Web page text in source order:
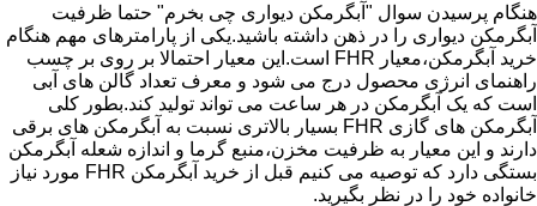
هنگام پرسیدن سوال "آبگرمکن دیواری چی بخرم" حتما ظرفیت
آبگرمکن دیواری را در ذهن داشته باشید.یکی از پارامترهای مهم هنگام
خرید آبگرمکن،معیار FHR است.این معیار احتمالا بر روی بر چسب
راهنمای انرژی محصول درج می شود و معرف تعداد گالن های آبی
است که یک آبگرمکن در هر ساعت می تواند تولید کند.بطور کلی
آبگرمکن های گازی FHR بسیار بالاتری نسبت به آبگرمکن های برقی
دارند و این معیار به ظرفیت مخزن،منبع گرما و اندازه شعله آبگرمکن
بستگی دارد که توصیه می کنیم قبل از خرید آبگرمکن FHR مورد نیاز
خانواده خود را در نظر بگیرید.